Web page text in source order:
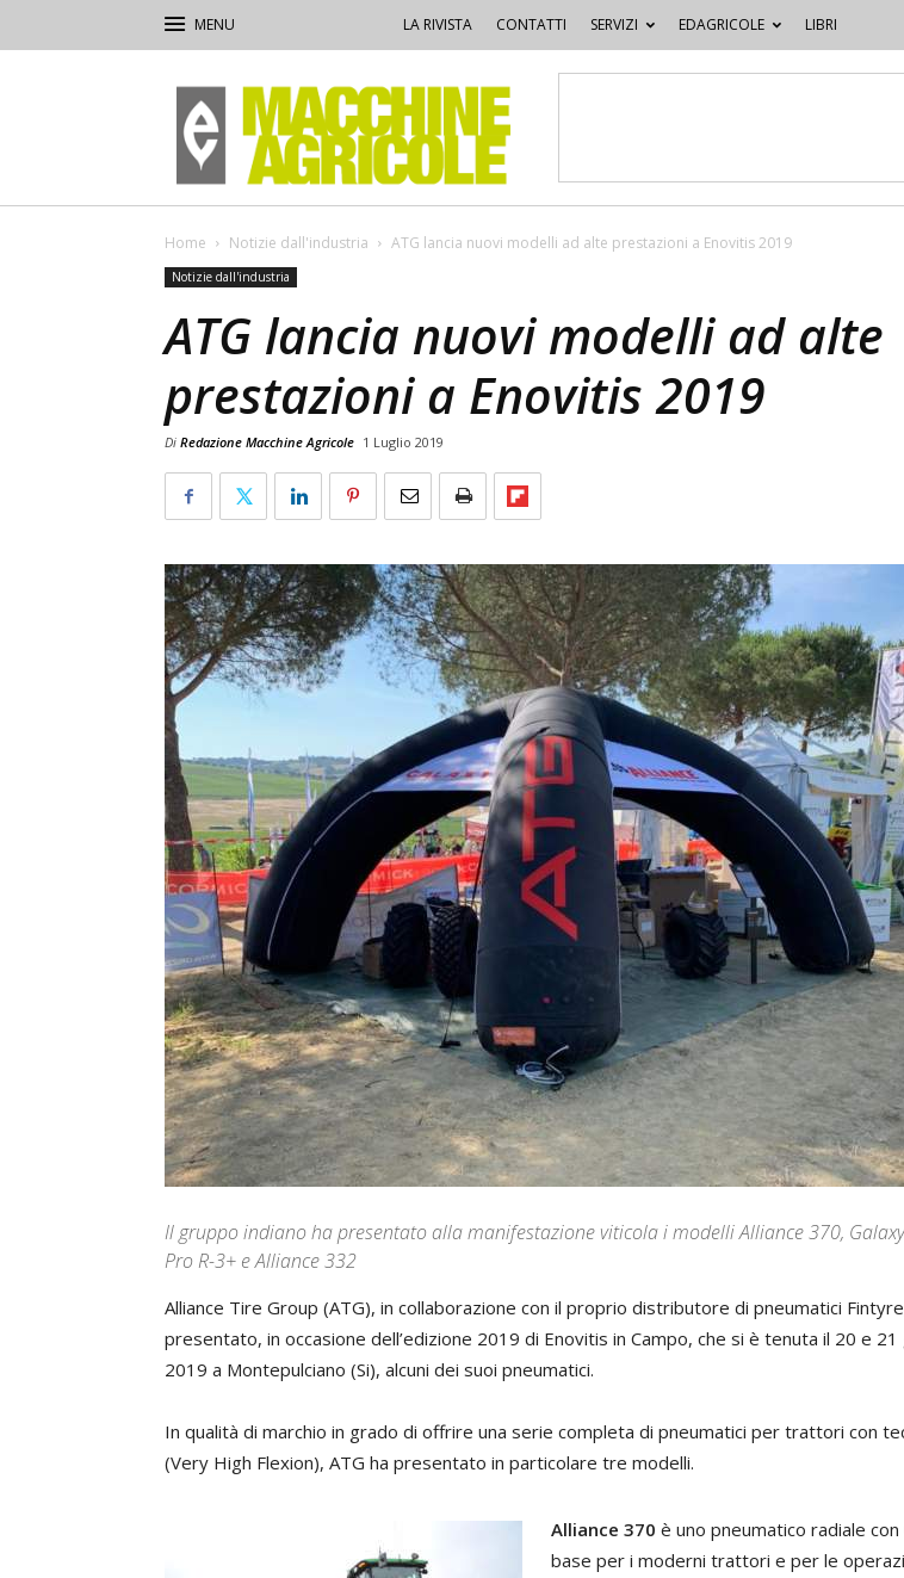
LA RIVISTA CONTATTI SERVIZI EDAGRICOLE LIBRI
Macchine
Agricole
Home Notizie dall'industria ATG lancia nuovi modelli ad alte prestazioni a Enovitis 2019
Notizie dall'industria
ATG lancia nuovi modelli ad alte
prestazioni a Enovitis 2019
Di Redazione Macchine Agricole 1 Luglio 2019
Il gruppo indiano ha presentato alla manifestazione viticola i modelli Alliance 370,
Pro R-3+ e Alliance 332
Alliance Tire Group (ATG), in collaborazione con il proprio distributore di pneumatici
presentato, in occasione dell’edizione 2019 di Enovitis in Campo, che si è tenuta il 20 e 21
2019 a Montepulciano (Si), alcuni dei suoi pneumatici.
In qualità di marchio in grado di offrire una serie completa di pneumatici per trattori con
(Very High Flexion), ATG ha presentato in particolare tre modelli.
Alliance 370 è uno pneumatico radiale con
base per i moderni trattori e per le